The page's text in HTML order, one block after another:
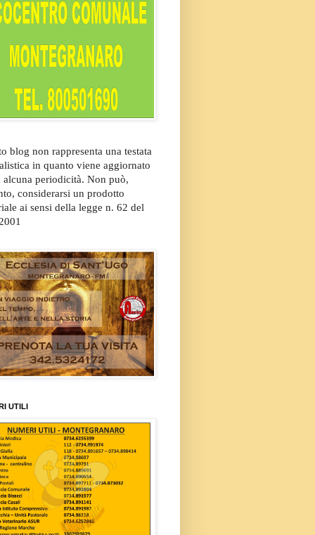
blog non rappresenta una testata
in quanto viene aggiornato
alcuna periodicità. Non può,
considerarsi un prodotto
ai sensi della legge n. 62 del
UTILI